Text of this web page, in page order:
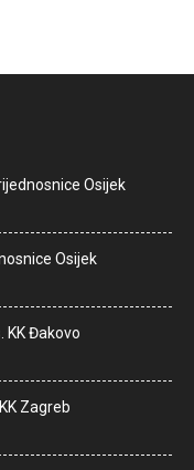
Osijek
Osijek
KK Đakovo
Zagreb